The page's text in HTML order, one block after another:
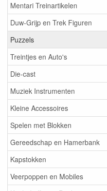
Mentari Treinartikelen
Duw-Grijp en Trek Figuren
Puzzels
Treintjes en Auto's
Die-cast
Muziek Instrumenten
Kleine Accessoires
Spelen met Blokken
Gereedschap en Hamerbank
Kapstokken
Veerpoppen en Mobiles